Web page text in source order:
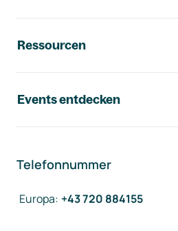
Ressourcen
Events entdecken
Telefonnummer
Europa: +43 720 884155